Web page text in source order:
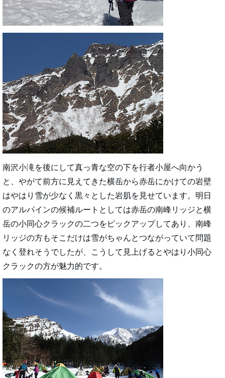
南沢小滝を後にして真っ青な空の下を行者小屋へ向かう
と、やがて前方に見えてきた横岳から赤岳にかけての岩壁
はやはり雪が少なく黒々とした岩肌を見せています。明日
のアルパインの候補ルートとしては赤岳の南峰リッジと横
岳の小同心クラックの二つをピックアップしてあり、南峰
リッジの方もそこだけは雪がちゃんとつながっていて問題
なく登れそうでしたが、こうして見上げるとやはり小同心
クラックの方が魅力的です。